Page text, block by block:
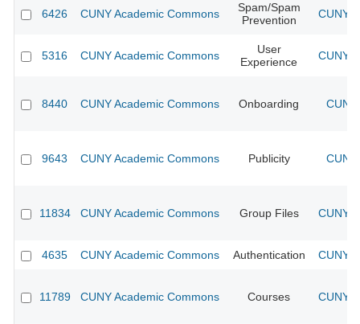
6426 CUNY Academic Commons
Spam/Spam
Prevention
CUNY
5316 CUNY Academic Commons
User
Experience
CUNY
8440 CUNY Academic Commons Onboarding
9643 CUNY Academic Commons Publicity
11834 CUNY Academic Commons Group Files CUNY
4635 CUNY Academic Commons Authentication CUNY
11789 CUNY Academic Commons Courses CUNY